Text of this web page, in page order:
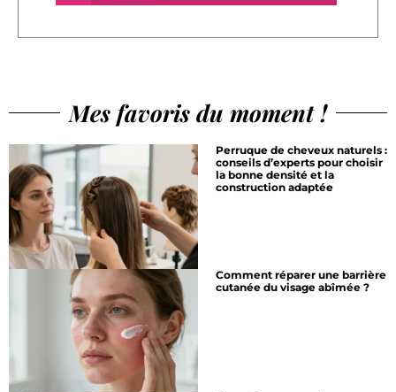
Mes favoris du moment !
Perruque de cheveux naturels :
conseils d’experts pour choisir
la bonne densité et la
construction adaptée
Comment réparer une barrière
cutanée du visage abîmée ?